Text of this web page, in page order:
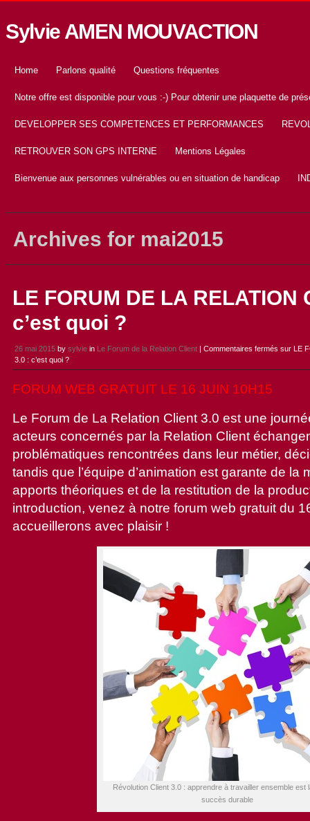
Sylvie AMEN MOUVACTION
Home Parlons qualité Questions fréquentes
Notre offre est disponible pour vous :-) Pour obtenir une plaquette de
DEVELOPPER SES COMPETENCES ET PERFORMANCES
RETROUVER SON GPS INTERNE Mentions Légales
Bienvenue aux personnes vulnérables ou en situation de handicap
Archives for mai2015
LE FORUM DE LA RELATION
c’est quoi ?
26 mai 2015 by sylvie in Le Forum de la Relation Client | Commentaires fermés sur LE
3.0 : c’est quoi ?
FORUM WEB GRATUIT LE 16 JUIN 10H15
Le Forum de La Relation Client 3.0 est une
acteurs concernés par la Relation Client
problématiques rencontrées dans leur métier,
tandis que l’équipe d’animation est garante de la
apports théoriques et de la restitution de la
introduction, venez à notre forum web gratuit du
accueillerons avec plaisir !
Révolution Client 3.0 : apprendre à travailler ensemble est
succès durable